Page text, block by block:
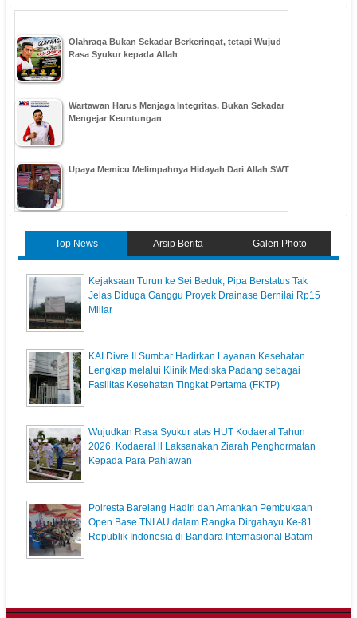
Olahraga Bukan Sekadar Berkeringat, tetapi Wujud
Rasa Syukur kepada Allah
Wartawan Harus Menjaga Integritas, Bukan Sekadar
Mengejar Keuntungan
Upaya Memicu Melimpahnya Hidayah Dari Allah SWT
Top News Arsip Berita Galeri Photo
Kejaksaan Turun ke Sei Beduk, Pipa Berstatus Tak
Jelas Diduga Ganggu Proyek Drainase Bernilai Rp15
Miliar
KAI Divre II Sumbar Hadirkan Layanan Kesehatan
Lengkap melalui Klinik Mediska Padang sebagai
Fasilitas Kesehatan Tingkat Pertama (FKTP)
Wujudkan Rasa Syukur atas HUT Kodaeral Tahun
2026, Kodaeral ll Laksanakan Ziarah Penghormatan
Kepada Para Pahlawan
Polresta Barelang Hadiri dan Amankan Pembukaan
Open Base TNI AU dalam Rangka Dirgahayu Ke-81
Republik Indonesia di Bandara Internasional Batam